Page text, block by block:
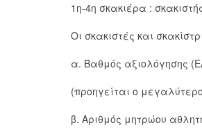
1η-4η σκακιέρα :
Οι σκακιστές και
α. Βαθμός αξιολόγησης
(προηγείται ο
β. Αριθμός μητρώου